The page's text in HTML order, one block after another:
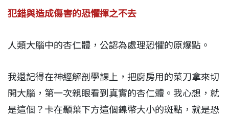
犯錯與造成傷害的恐懼揮之不去
人類大腦中的杏仁體，公認為處理恐懼的原爆點。
我還記得在神經解剖學課上，把廚房用的菜刀拿來切
開大腦，第一次親眼看到真實的杏仁體。我心想，就
是這個？卡在顳葉下方這個鎳幣大小的斑點，就是恐